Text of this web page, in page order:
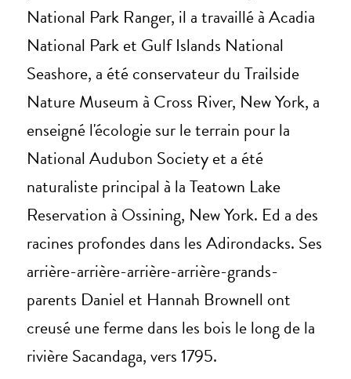
National Park Ranger, il a travaillé à Acadia
National Park et Gulf Islands National
Seashore, a été conservateur du Trailside
Nature Museum à Cross River, New York, a
enseigné l'écologie sur le terrain pour la
National Audubon Society et a été
naturaliste principal à la Teatown Lake
Reservation à Ossining, New York. Ed a des
racines profondes dans les Adirondacks. Ses
arrière-arrière-arrière-arrière-grands-
parents Daniel et Hannah Brownell ont
creusé une ferme dans les bois le long de la
rivière Sacandaga, vers 1795.